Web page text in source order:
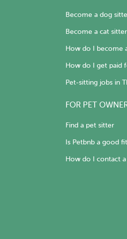
Become a dog
Become a cat sitter
How do I become
How do I get paid
Pet-sitting jobs in
FOR PET
Find a pet sitter
Is Petbnb a good
How do I contact a